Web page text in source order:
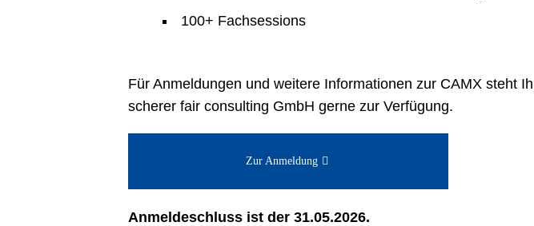
100+ Fachsessions
Für Anmeldungen und weitere Informationen zur CAMX steht
scherer fair consulting GmbH gerne zur Verfügung.
Zur Anmeldung
Anmeldeschluss ist der 31.05.2026.